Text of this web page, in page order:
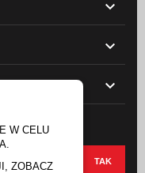



W CELU
ZOBACZ